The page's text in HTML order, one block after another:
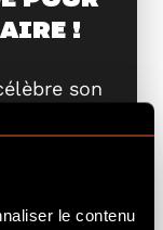
le contenu
!
son